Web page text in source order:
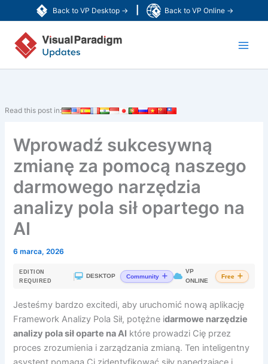
Back to VP Desktop → Back to VP Online →
do
treści
Read this post in:
Wprowadź sukcesywną
zmianę za pomocą naszego
darmowego narzędzia
analizy pola sił opartego na
AI
6 marca, 2026
EDITION
REQUIRED
| DESKTOP Community
VP
ONLINE
Free
Jesteśmy bardzo excitedi, aby uruchomić nową aplikację
Framework Analizy Pola Sił, potężne idarmowe narzędzie
analizy pola sił oparte na AI które prowadzi Cię przez
proces zrozumienia i zarządzania zmianą. Ten inteligentny